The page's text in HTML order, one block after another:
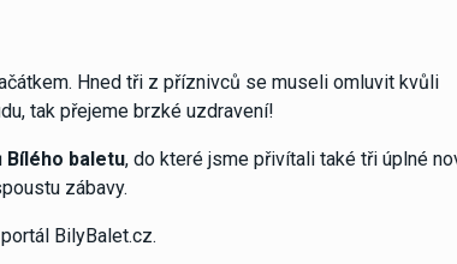
Hned tři z příznivců se museli omluvit kvůli
tak přejeme brzké uzdravení!
Bílého baletu, do které jsme přivítali také tři úplné
zábavy.
BilyBalet.cz.